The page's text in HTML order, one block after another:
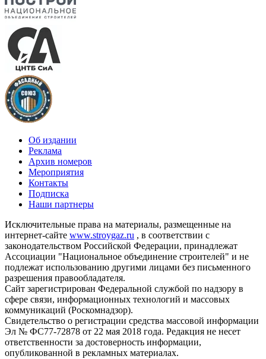
Об издании
Реклама
Архив номеров
Мероприятия
Контакты
Подписка
Наши партнеры
Исключительные права на материалы, размещенные на
интернет-сайте www.stroygaz.ru , в соответствии с
законодательством Российской Федерации, принадлежат
Ассоциации "Национальное объединение строителей" и не
подлежат использованию другими лицами без письменного
разрешения правообладателя.
Сайт зарегистрирован Федеральной службой по надзору в
сфере связи, информационных технологий и массовых
коммуникаций (Роскомнадзор).
Свидетельство о регистрации средства массовой информации
Эл № ФС77-72878 от 22 мая 2018 года. Редакция не несет
ответственности за достоверность информации,
опубликованной в рекламных материалах.